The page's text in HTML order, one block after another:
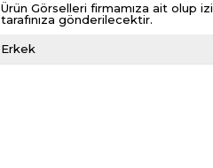
Ürün Görselleri firmamıza ait olup
tarafınıza gönderilecektir.
Erkek